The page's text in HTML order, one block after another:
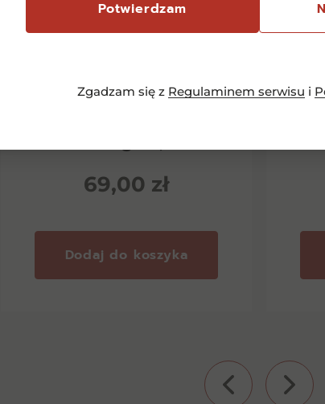
Potwierdzam
Zgadzam się z Regulaminem serwisu i
Diemersfontein
69,00 zł
Dodaj do koszyka